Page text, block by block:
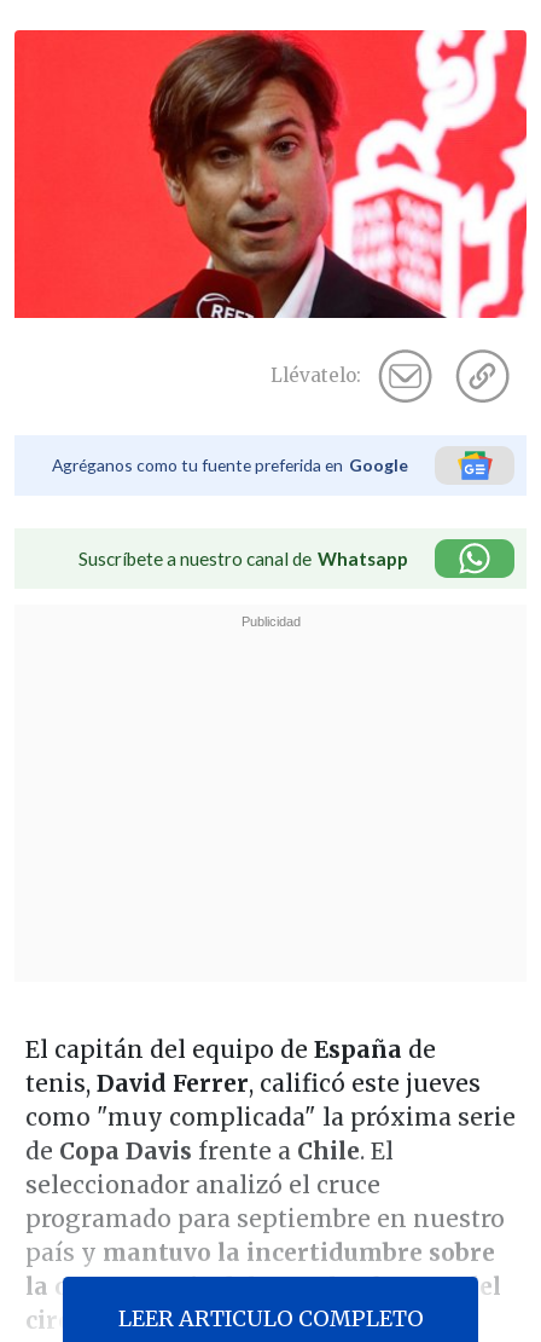
Llévatelo:
Agréganos como tu fuente preferida en Google
Suscríbete a nuestro canal de Whatsapp
El capitán del equipo de España de
tenis, David Ferrer, calificó este jueves
como "muy complicada" la próxima serie
de Copa Davis frente a Chile. El
seleccionador analizó el cruce
programado para septiembre en nuestro
país y mantuvo la incertidumbre sobre
la convocatoria del actual referente del
circuito mundial, Carlos Alcaraz.
LEER ARTICULO COMPLETO